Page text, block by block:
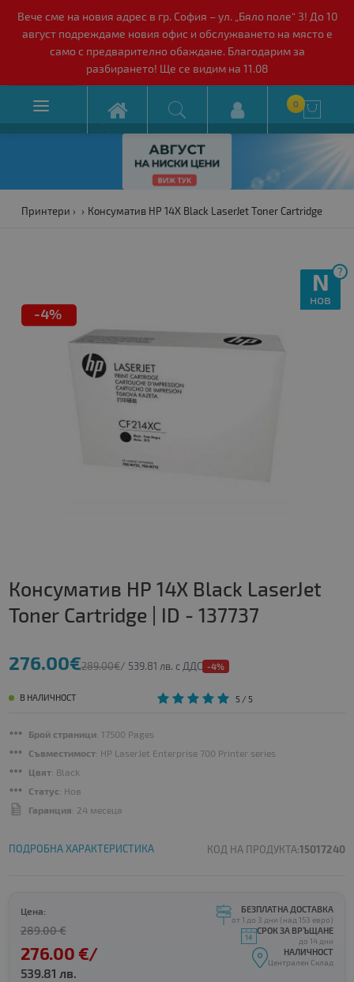
Вече сме на новия адрес в гр. София – ул. „Бяло поле“ 3! До 10
август подреждаме новия офис и обслужването на място е
само с предварително обаждане. Благодарим за
разбирането! Ще се видим на 11.08
 0 
Принтери Консуматив HP 14X Black LaserJet Toner Cartridge
?
N
нов
-4%
Консуматив HP 14X Black LaserJet
Toner Cartridge | ID - 137737
276.00€289.00€/ 539.81 лв. с ДДС -4%
В НАЛИЧНОСТ 5/ 5
Брой страници: 17500 Pages
Съвместимост: HP LaserJet Enterprise 700 Printer series
Цвят: Black
Статус: Нов
Гаранция: 24 месеца
ПОДРОБНА ХАРАКТЕРИСТИКА КОД НА ПРОДУКТА:15017240
Цена:
289.00 €
276.00 €/
539.81 лв.
БЕЗПЛАТНА ДОСТАВКА
от 1 до 3 дни (над 153 евро)
СРОК ЗА ВРЪЩАНЕ
до 14 дни
НАЛИЧНОСТ
Централен Склад